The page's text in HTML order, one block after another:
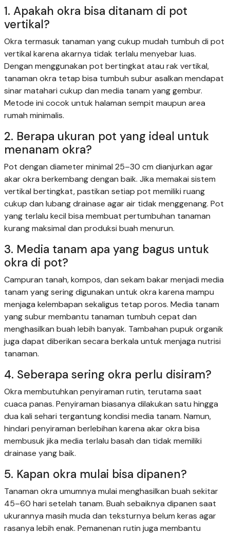
1. Apakah okra bisa ditanam di pot
vertikal?
Okra termasuk tanaman yang cukup mudah tumbuh di pot
vertikal karena akarnya tidak terlalu menyebar luas.
Dengan menggunakan pot bertingkat atau rak vertikal,
tanaman okra tetap bisa tumbuh subur asalkan mendapat
sinar matahari cukup dan media tanam yang gembur.
Metode ini cocok untuk halaman sempit maupun area
rumah minimalis.
2. Berapa ukuran pot yang ideal untuk
menanam okra?
Pot dengan diameter minimal 25–30 cm dianjurkan agar
akar okra berkembang dengan baik. Jika memakai sistem
vertikal bertingkat, pastikan setiap pot memiliki ruang
cukup dan lubang drainase agar air tidak menggenang. Pot
yang terlalu kecil bisa membuat pertumbuhan tanaman
kurang maksimal dan produksi buah menurun.
3. Media tanam apa yang bagus untuk
okra di pot?
Campuran tanah, kompos, dan sekam bakar menjadi media
tanam yang sering digunakan untuk okra karena mampu
menjaga kelembapan sekaligus tetap poros. Media tanam
yang subur membantu tanaman tumbuh cepat dan
menghasilkan buah lebih banyak. Tambahan pupuk organik
juga dapat diberikan secara berkala untuk menjaga nutrisi
tanaman.
4. Seberapa sering okra perlu disiram?
Okra membutuhkan penyiraman rutin, terutama saat
cuaca panas. Penyiraman biasanya dilakukan satu hingga
dua kali sehari tergantung kondisi media tanam. Namun,
hindari penyiraman berlebihan karena akar okra bisa
membusuk jika media terlalu basah dan tidak memiliki
drainase yang baik.
5. Kapan okra mulai bisa dipanen?
Tanaman okra umumnya mulai menghasilkan buah sekitar
45–60 hari setelah tanam. Buah sebaiknya dipanen saat
ukurannya masih muda dan teksturnya belum keras agar
rasanya lebih enak. Pemanenan rutin juga membantu